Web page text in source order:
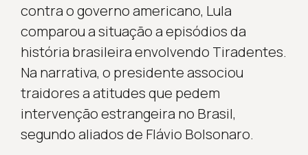
contra o governo americano, Lula
comparou a situação a episódios da
história brasileira envolvendo Tiradentes.
Na narrativa, o presidente associou
traidores a atitudes que pedem
intervenção estrangeira no Brasil,
segundo aliados de Flávio Bolsonaro.